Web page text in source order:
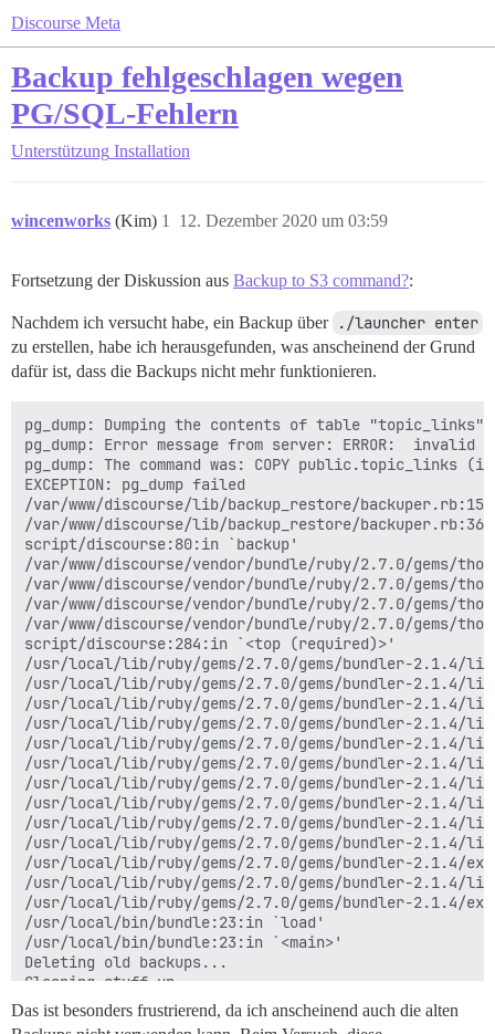
Discourse Meta
Backup fehlgeschlagen wegen
PG/SQL-Fehlern
Unterstützung Installation
wincenworks (Kim) 12. Dezember 2020 um 03:59
1
Fortsetzung der Diskussion aus Backup to S3 command?:
Nachdem ich versucht habe, ein Backup über ./launcher enter
zu erstellen, habe ich herausgefunden, was anscheinend der Grund
dafür ist, dass die Backups nicht mehr funktionieren.
pg_dump: Dumping the contents of table
pg_dump: Error message from server: ERROR:  invalid
pg_dump: The command was: COPY
EXCEPTION: pg_dump failed
/var/www/discourse/lib/backup_restore/
/var/www/discourse/lib/backup_restore/
script/discourse:80:in `backup'
/var/www/discourse/vendor/bundle/ruby/2.7.0/gems/
/var/www/discourse/vendor/bundle/ruby/2.7.0/gems/
/var/www/discourse/vendor/bundle/ruby/2.7.0/
/var/www/discourse/vendor/bundle/ruby/2.7.0/
script/discourse:284:in `<top (required)>'
/usr/local/lib/ruby/gems/2.7.0/gems/bundler-2.1.4/
/usr/local/lib/ruby/gems/2.7.0/gems/bundler-2.1.4/
/usr/local/lib/ruby/gems/2.7.0/gems/bundler-2.1.4/
/usr/local/lib/ruby/gems/2.7.0/gems/bundler-2.1.4/
/usr/local/lib/ruby/gems/2.7.0/gems/bundler-2.1.4/
/usr/local/lib/ruby/gems/2.7.0/gems/bundler-2.1.4/
/usr/local/lib/ruby/gems/2.7.0/gems/bundler-2.1.4/
/usr/local/lib/ruby/gems/2.7.0/gems/bundler-2.1.4/
/usr/local/lib/ruby/gems/2.7.0/gems/bundler-
/usr/local/lib/ruby/gems/2.7.0/gems/bundler-
/usr/local/lib/ruby/gems/2.7.0/gems/bundler-2.1.4/
/usr/local/lib/ruby/gems/2.7.0/gems/bundler-2.1.4/
/usr/local/lib/ruby/gems/2.7.0/gems/bundler-2.1.4/
/usr/local/bin/bundle:23:in `load'
/usr/local/bin/bundle:23:in `<main>'
Deleting old backups...
Cleaning stuff up...
Removing '.tar' leftovers...
Marking backup as finished...
Das ist besonders frustrierend, da ich anscheinend auch die alten